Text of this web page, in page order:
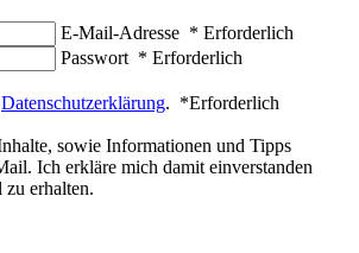
E-Mail-Adresse * Erforderlich
Passwort * Erforderlich
Datenschutzerklärung. *Erforderlich
sowie Informationen und Tipps
Ich erkläre mich damit einverstanden
erhalten.